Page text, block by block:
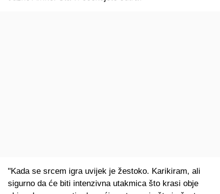
"Kada se srcem igra uvijek je žestoko. Karikiram, ali
sigurno da će biti intenzivna utakmica što krasi obje